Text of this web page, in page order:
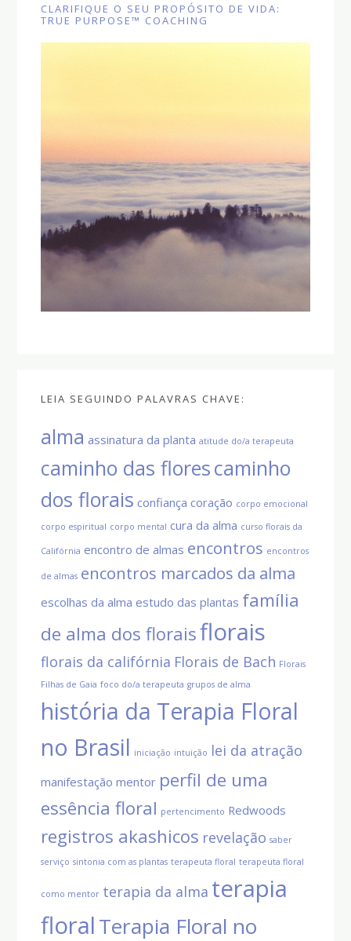
CLARIFIQUE O SEU PROPÓSITO DE VIDA:
TRUE PURPOSE™ COACHING
LEIA SEGUINDO PALAVRAS CHAVE:
alma assinatura da planta atitude do/a terapeuta
caminho das florescaminho
dos florais confiança coração corpo emocional
corpo espiritual corpo mental cura da alma curso florais da
Califórnia encontro de almas encontros encontros
de almas encontros marcados da alma
escolhas da alma estudo das plantas família
de alma dos floraisflorais
florais da califórnia Florais de Bach Florais
Filhas de Gaia foco do/a terapeuta grupos de alma
história da Terapia Floral
no Brasil iniciação intuição lei da atração
manifestação mentor perfil de uma
essência floral pertencimento Redwoods
registros akashicos revelação saber
serviço sintonia com as plantas terapeuta floral terapeuta floral
como mentor terapia da alma terapia
floralTerapia Floral no